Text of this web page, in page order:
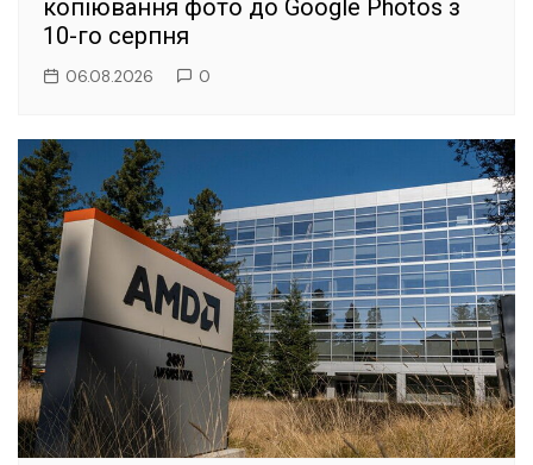
копіювання фото до Google Photos з
10-го серпня
06.08.2026 0